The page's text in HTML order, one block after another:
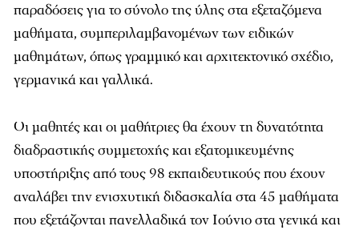
παραδόσεις για το σύνολο της ύλης στα εξεταζόμενα
μαθήματα, συμπεριλαμβανομένων των ειδικών
μαθημάτων, όπως γραμμικό και αρχιτεκτονικό σχέδιο,
γερμανικά και γαλλικά.
Οι μαθητές και οι μαθήτριες θα έχουν τη δυνατότητα
διαδραστικής συμμετοχής και εξατομικευμένης
υποστήριξης από τους 98 εκπαιδευτικούς που έχουν
αναλάβει την ενισχυτική διδασκαλία στα 45 μαθήματα
που εξετάζονται πανελλαδικά τον Ιούνιο στα γενικά και